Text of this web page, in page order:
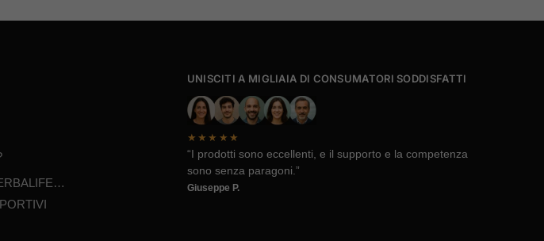
UNISCITI A MIGLIAIA DI CONSUMATORI SODDISFATTI
★★★★★
“I prodotti sono eccellenti, e il supporto e la competenza
sono senza paragoni.”
Giuseppe P.